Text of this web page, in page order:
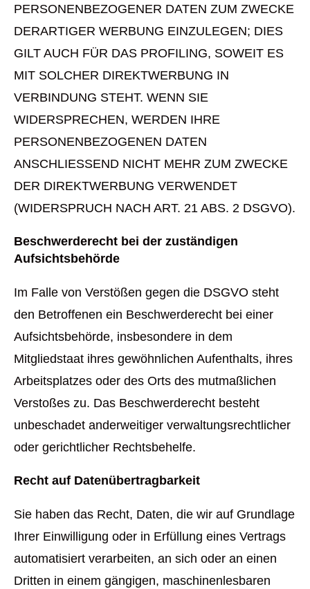
PERSONENBEZOGENER DATEN ZUM ZWECKE
DERARTIGER WERBUNG EINZULEGEN; DIES
GILT AUCH FÜR DAS PROFILING, SOWEIT ES
MIT SOLCHER DIREKTWERBUNG IN
VERBINDUNG STEHT. WENN SIE
WIDERSPRECHEN, WERDEN IHRE
PERSONENBEZOGENEN DATEN
ANSCHLIESSEND NICHT MEHR ZUM ZWECKE
DER DIREKTWERBUNG VERWENDET
(WIDERSPRUCH NACH ART. 21 ABS. 2 DSGVO).
Beschwerderecht bei der zuständigen
Aufsichtsbehörde
Im Falle von Verstößen gegen die DSGVO steht
den Betroffenen ein Beschwerderecht bei einer
Aufsichtsbehörde, insbesondere in dem
Mitgliedstaat ihres gewöhnlichen Aufenthalts, ihres
Arbeitsplatzes oder des Orts des mutmaßlichen
Verstoßes zu. Das Beschwerderecht besteht
unbeschadet anderweitiger verwaltungsrechtlicher
oder gerichtlicher Rechtsbehelfe.
Recht auf Datenübertragbarkeit
Sie haben das Recht, Daten, die wir auf Grundlage
Ihrer Einwilligung oder in Erfüllung eines Vertrags
automatisiert verarbeiten, an sich oder an einen
Dritten in einem gängigen, maschinenlesbaren